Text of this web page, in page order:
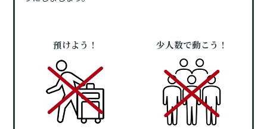
預けよう！ 少人数で動こう！